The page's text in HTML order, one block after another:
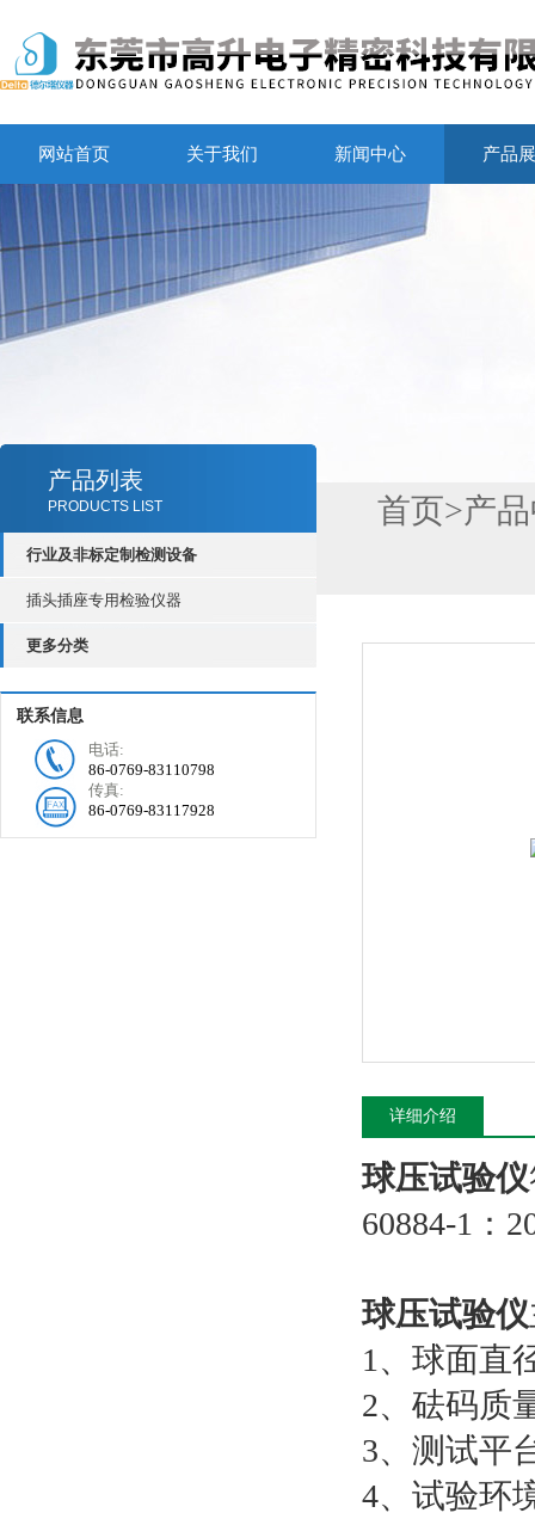
网站首页 关于我们 新闻中心 产品
产品列表
PRODUCTS LIST
行业及非标定制检测设备
插头插座专用检验仪器
更多分类
联系信息
电话:
86-0769-83110798
传真:
86-0769-83117928
首页>产
详细介绍
球压试验仪
60884-1：
球压试验仪
1、球面直
2、砝码质
3、测试平
4、试验环